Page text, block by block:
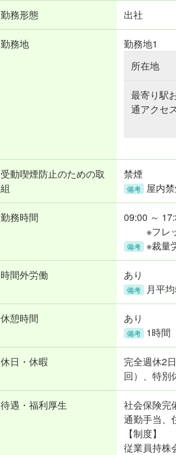
勤務形態 出社
勤務地
勤務地1
所在地
最寄り駅
通アクセ
受動喫煙防止のための取
組
禁煙
備考 屋内
勤務時間 09:00 ～
備考
※フレ
※裁量
時間外労働 あり
備考 月平
休憩時間 あり
備考 1時間
休日・休暇
完全週休2
回）、特別
待遇・福利厚生
社会保険完
通勤手当、
【制度】
従業員持株